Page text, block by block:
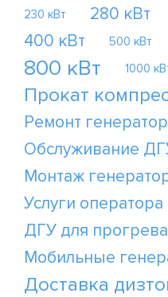
230 кВт 280 кВт
400 кВт 500 кВт
800 кВт 1000
Прокат
Ремонт
Обслуживание
Монтаж
Услуги оператора
ДГУ для
Мобильные
Доставка